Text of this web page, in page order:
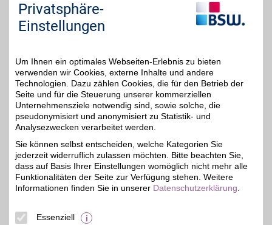
Erfahrung. Im Gegensatz
zu Online-Auktionen
Käufer mit sich bringt. Mit
BSW-Vorteil sparen.
Zum Partnerprofil
1%
notebooksbilliger.de
Für Technik-Fans:
Produkte aus den
Bereichen Computer und
Consumer Electronics
günstig und bequem
Privatsphäre-
Einstellungen
Um Ihnen ein optimales Webseiten-Erlebnis zu bieten
verwenden wir Cookies, externe Inhalte und andere
Technologien. Dazu zählen Cookies, die für den Betrieb der
Seite und für die Steuerung unserer kommerziellen
Unternehmensziele notwendig sind, sowie solche, die
pseudonymisiert und anonymisiert zu Statistik- und
Analysezwecken verarbeitet werden.
Sie können selbst entscheiden, welche Kategorien Sie
jederzeit widerruflich zulassen möchten. Bitte beachten Sie,
dass auf Basis Ihrer Einstellungen womöglich nicht mehr alle
Funktionalitäten der Seite zur Verfügung stehen. Weitere
Informationen finden Sie in unserer Datenschutzerklärung
Essenziell